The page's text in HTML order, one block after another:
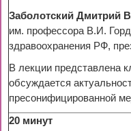
Заболотский Дмитрий
им. профессора В.И.
здравоохранения РФ,
В лекции представлена
обсуждается
пресонифицированной
20 минут